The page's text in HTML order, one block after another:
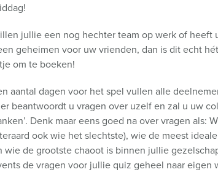
jullie een nog hechter team op werk of heeft
geheimen voor uw vrienden, dan is dit echt
om te boeken!
aantal dagen voor het spel vullen alle
beantwoordt u vragen over uzelf en zal u uw
Denk maar eens goed na over vragen als:
ook wie het slechtste), wie de meest
wie de grootste chaoot is binnen jullie
de vragen voor jullie quiz geheel naar eigen